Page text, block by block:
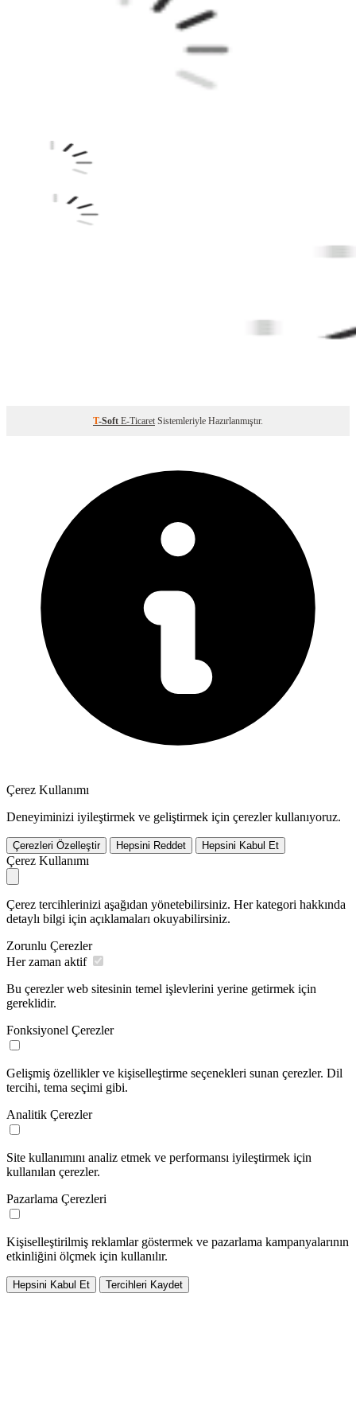
T-Soft E-Ticaret Sistemleriyle Hazırlanmıştır.
Çerez Kullanımı
Deneyiminizi iyileştirmek ve geliştirmek için çerezler kullanıyoruz.
Çerezleri Özelleştir Hepsini Reddet Hepsini Kabul Et
Çerez Kullanımı
Çerez tercihlerinizi aşağıdan yönetebilirsiniz. Her kategori hakkında
detaylı bilgi için açıklamaları okuyabilirsiniz.
Zorunlu Çerezler
Her zaman aktif
Bu çerezler web sitesinin temel işlevlerini yerine getirmek için
gereklidir.
Fonksiyonel Çerezler
Gelişmiş özellikler ve kişiselleştirme seçenekleri sunan çerezler. Dil
tercihi, tema seçimi gibi.
Analitik Çerezler
Site kullanımını analiz etmek ve performansı iyileştirmek için
kullanılan çerezler.
Pazarlama Çerezleri
Kişiselleştirilmiş reklamlar göstermek ve pazarlama kampanyalarının
etkinliğini ölçmek için kullanılır.
Hepsini Kabul Et Tercihleri Kaydet